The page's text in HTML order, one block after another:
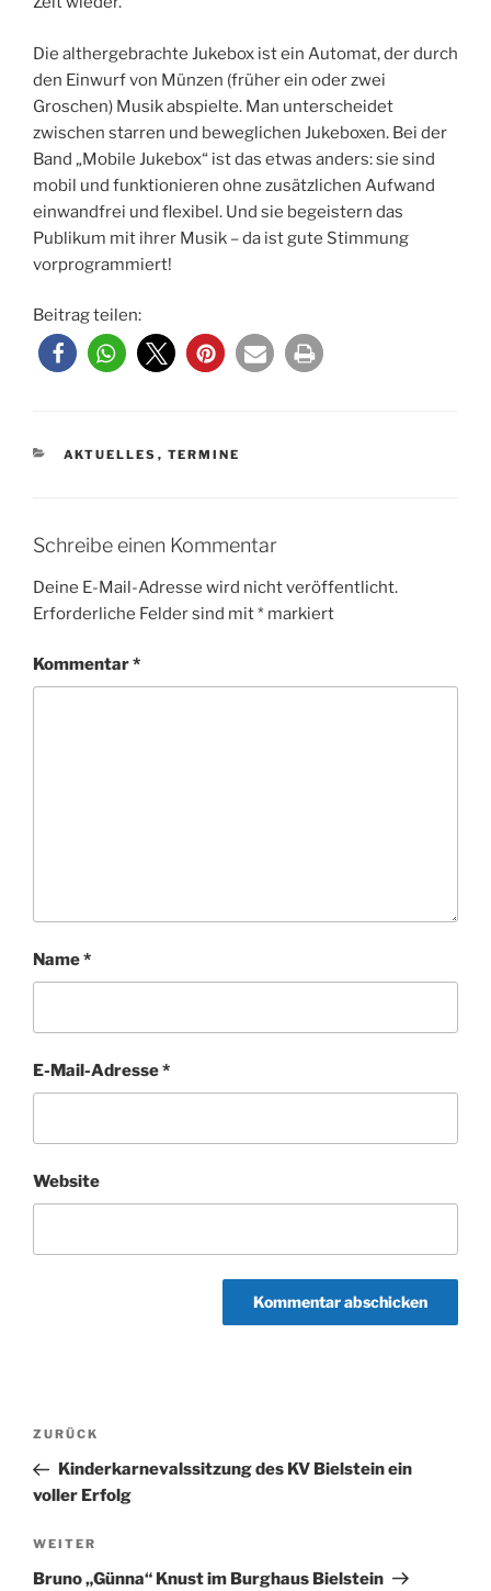
Die althergebrachte Jukebox ist ein Automat, der durch
den Einwurf von Münzen (früher ein oder zwei
Groschen) Musik abspielte. Man unterscheidet
zwischen starren und beweglichen Jukeboxen. Bei der
Band „Mobile Jukebox“ ist das etwas anders: sie sind
mobil und funktionieren ohne zusätzlichen Aufwand
einwandfrei und flexibel. Und sie begeistern das
Publikum mit ihrer Musik – da ist gute Stimmung
vorprogrammiert!
Beitrag teilen:
KATEGORIEN
AKTUELLES , TERMINE
Schreibe einen Kommentar
Deine E-Mail-Adresse wird nicht veröffentlicht.
Erforderliche Felder sind mit* markiert
Kommentar*
Name*
E-Mail-Adresse*
Website
Beitragsnavigation
Vorheriger
Beitrag
ZURÜCK
Kinderkarnevalssitzung des KV Bielstein ein
voller Erfolg
Nächster
Beitrag
WEITER
Bruno „Günna“ Knust im Burghaus Bielstein